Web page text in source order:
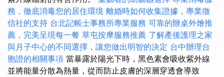
務，徹底消毒您的居住環境 離婚時如何收集證據，專業徵
信社的支持 台北記帳士事務所專業服務 可靠的辦桌外燴推
薦，完美呈現每一餐 草屯按摩服務推薦 了解產後護理之家
與月子中心的不同選擇，讓您做出明智的決定 台中辦理台
胞證的相關事項 當暴露於陽光下時，黑色素會吸收紫外線
並將能量分散為熱量，從而防止皮膚的深層穿透會導致